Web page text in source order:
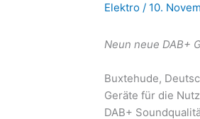
Elektro / 10.
Neun neue DAB+
Buxtehude,
Geräte für die
DAB+